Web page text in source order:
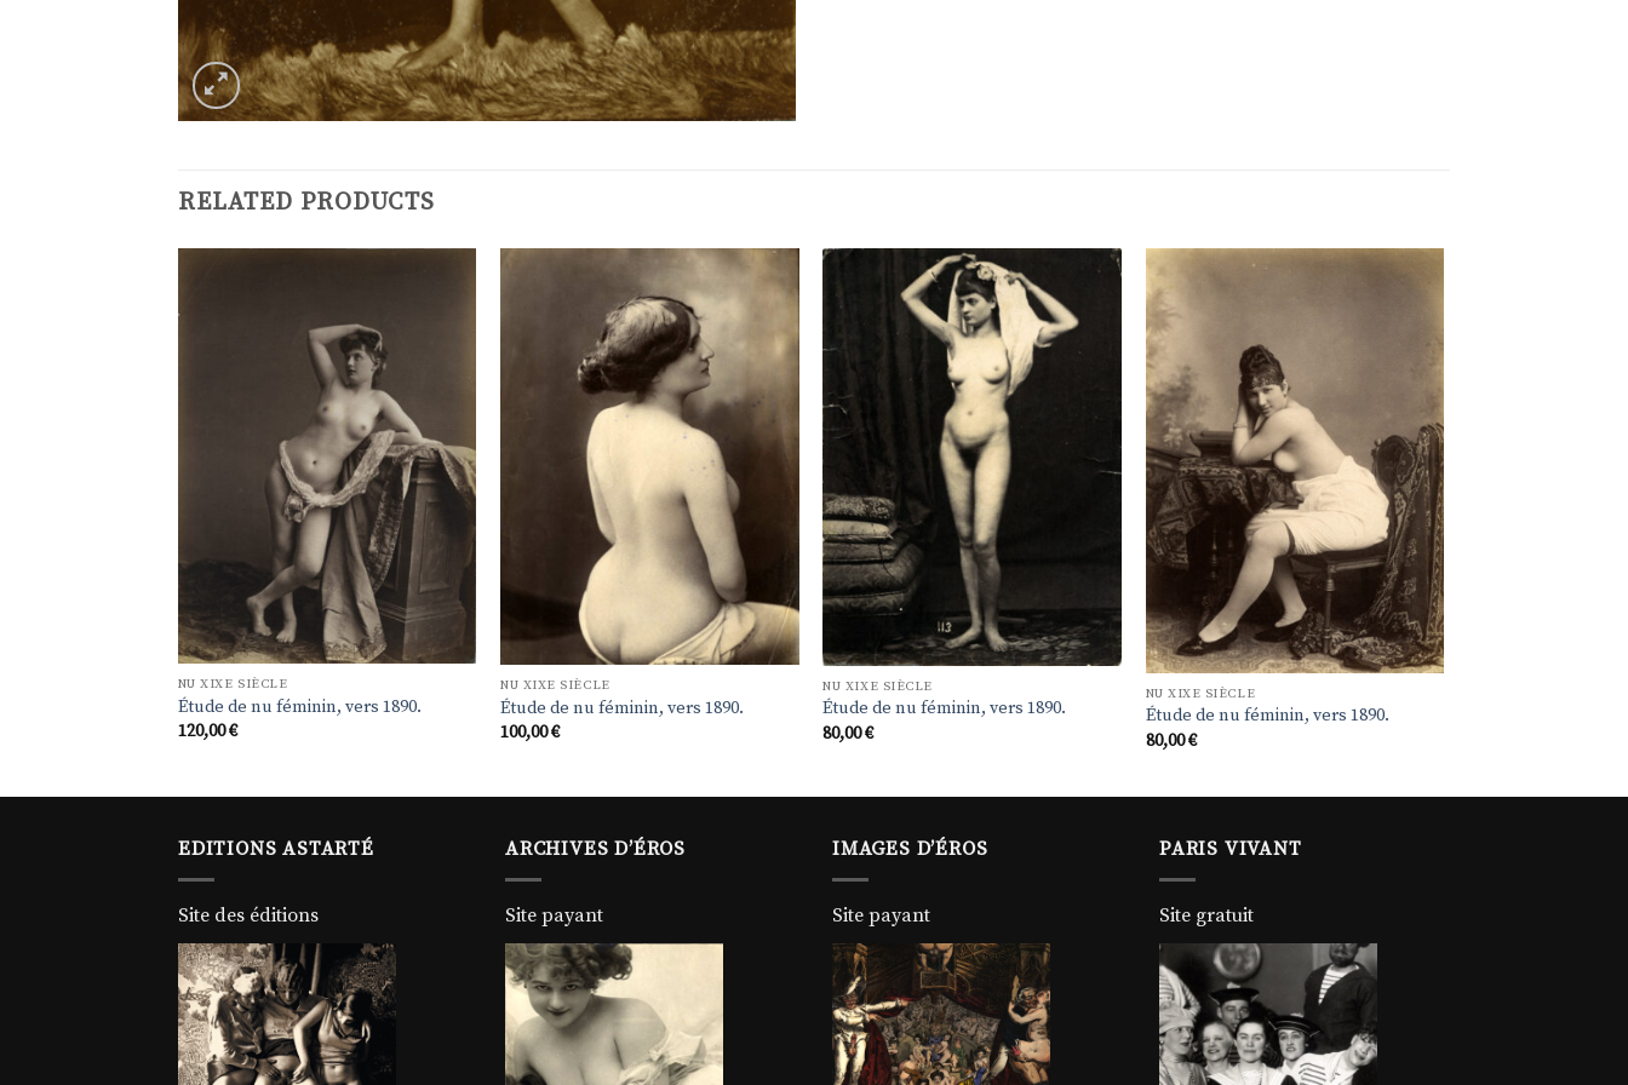
RELATED PRODUCTS
NU XIXE SIÈCLE
Étude de nu féminin, vers 1890.
120,00€
souhaits
NU XIXE SIÈCLE
Étude de nu féminin, vers 1890.
100,00€
Ajouter
à la
NU XIXE SIÈCLE
Étude de nu féminin, vers 1890.
80,00€
NU XIXE SIÈCLE
Étude de nu féminin, vers 1890.
80,00€
EDITIONS ASTARTÉ
Site des éditions
ARCHIVES D’ÉROS
Site payant
IMAGES D’ÉROS
Site payant
PARIS VIVANT
Site gratuit